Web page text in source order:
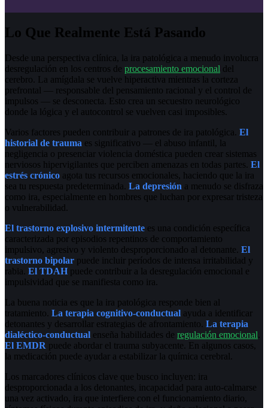
Lo Que Realmente Está Pasando
Desde una perspectiva clínica, la ira patológica a menudo involucra
desregulación en los centros de procesamiento emocional del
cerebro. La amígdala se vuelve hiperactiva mientras la corteza
prefrontal — responsable del pensamiento racional y el control de
impulsos — se desconecta. Esto crea un secuestro neurológico
donde la lógica y el autocontrol se vuelven casi imposibles.
Varios factores pueden contribuir a patrones de ira patológica. El
historial de trauma es significativo — el abuso infantil, la
negligencia o presenciar violencia doméstica pueden crear sistemas
nerviosos hipervigilantes que perciben amenazas en todas partes. El
estrés crónico agota tus recursos emocionales, haciendo que la ira
sea tu respuesta predeterminada. La depresión a menudo se disfraza
como ira, especialmente en hombres que luchan por expresar tristeza
o vulnerabilidad.
El trastorno explosivo intermitente es una condición específica
caracterizada por episodios repentinos de comportamiento
impulsivo, agresivo y violento desproporcionado al detonante. El
trastorno bipolar puede incluir períodos de intensa irritabilidad y
rabia. El TDAH puede contribuir a la desregulación emocional e
impulsividad que se manifiesta como ira.
La buena noticia es que la ira patológica responde bien al
tratamiento. La terapia cognitivo-conductual ayuda a identificar
detonantes y desarrollar estrategias de afrontamiento. La terapia
dialéctico-conductual enseña habilidades de regulación emocional
El EMDR puede abordar el trauma subyacente. En algunos casos,
la medicación puede ayudar a estabilizar la química cerebral.
Los marcadores clínicos clave que busco incluyen: ira
desproporcionada a los detonantes, incapacidad para auto-calmarse
una vez activado, ira que interfiere con el funcionamiento diario,